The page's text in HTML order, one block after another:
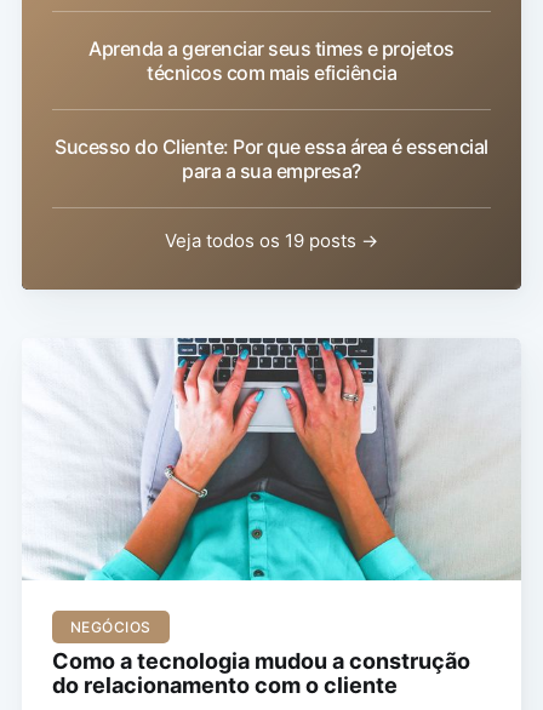
Aprenda a gerenciar seus times e projetos
técnicos com mais eficiência
Sucesso do Cliente: Por que essa área é essencial
para a sua empresa?
Veja todos os 19 posts →
NEGÓCIOS
Como a tecnologia mudou a construção
do relacionamento com o cliente